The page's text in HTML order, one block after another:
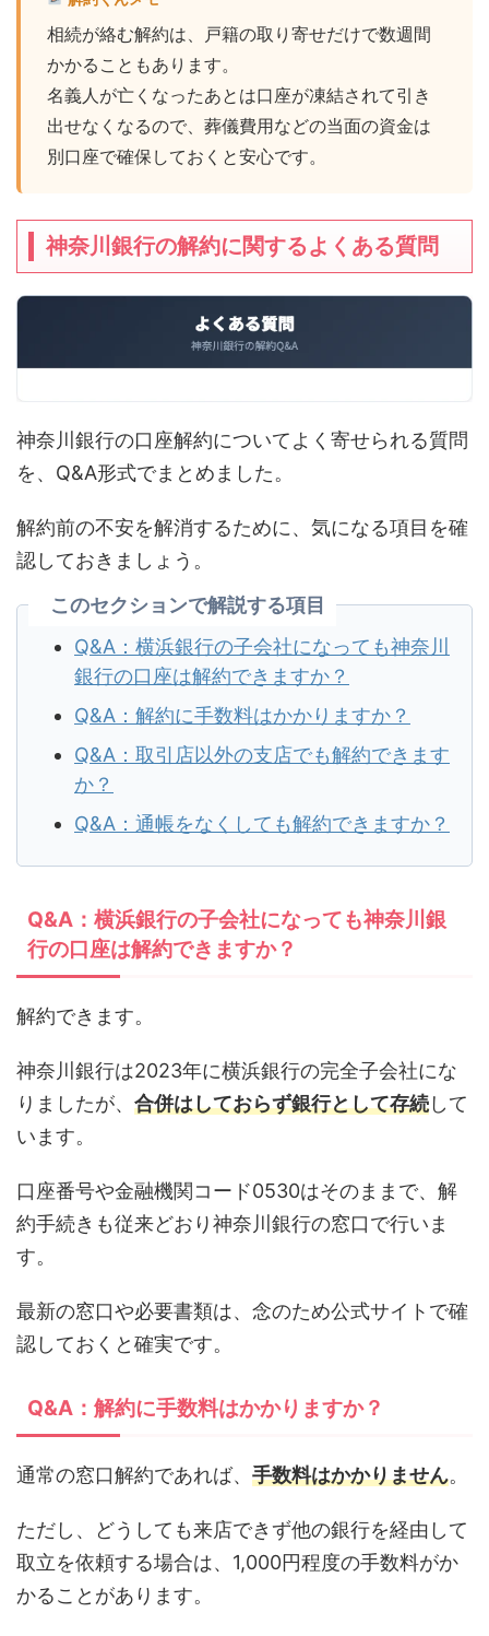
相続が絡む解約は、戸籍の取り寄せだけで数週間
かかることもあります。
名義人が亡くなったあとは口座が凍結されて引き
出せなくなるので、葬儀費用などの当面の資金は
別口座で確保しておくと安心です。
神奈川銀行の解約に関するよくある質問
神奈川銀行の口座解約についてよく寄せられる質問
を、Q&A形式でまとめました。
解約前の不安を解消するために、気になる項目を確
認しておきましょう。
このセクションで解説する項目
Q&A：横浜銀行の子会社になっても神奈川
銀行の口座は解約できますか？
Q&A：解約に手数料はかかりますか？
Q&A：取引店以外の支店でも解約できます
か？
Q&A：通帳をなくしても解約できますか？
Q&A：横浜銀行の子会社になっても神奈川銀
行の口座は解約できますか？
解約できます。
神奈川銀行は2023年に横浜銀行の完全子会社にな
りましたが、 合併はしておらず銀行として存続して
います。
口座番号や金融機関コード0530はそのままで、解
約手続きも従来どおり神奈川銀行の窓口で行いま
す。
最新の窓口や必要書類は、念のため公式サイトで確
認しておくと確実です。
Q&A：解約に手数料はかかりますか？
通常の窓口解約であれば、 手数料はかかりません。
ただし、どうしても来店できず他の銀行を経由して
取立を依頼する場合は、1,000円程度の手数料がか
かることがあります。